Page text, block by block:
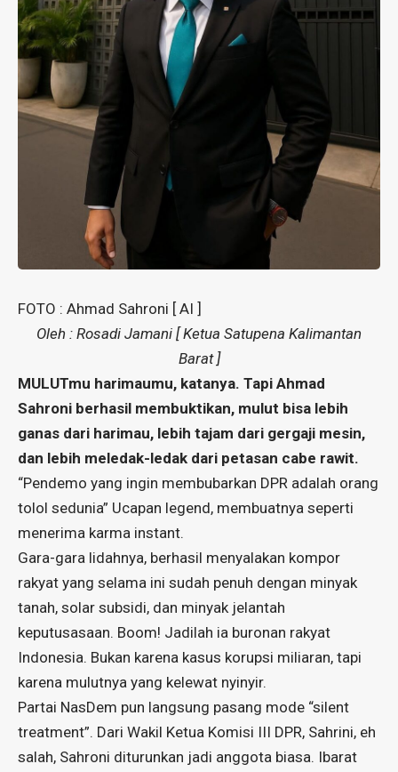
FOTO : Ahmad Sahroni [ AI ]
Oleh : Rosadi Jamani [ Ketua Satupena Kalimantan
Barat ]
MULUTmu harimaumu, katanya. Tapi Ahmad
Sahroni berhasil membuktikan, mulut bisa lebih
ganas dari harimau, lebih tajam dari gergaji mesin,
dan lebih meledak-ledak dari petasan cabe rawit.
“Pendemo yang ingin membubarkan DPR adalah orang
tolol sedunia” Ucapan legend, membuatnya seperti
menerima karma instant.
Gara-gara lidahnya, berhasil menyalakan kompor
rakyat yang selama ini sudah penuh dengan minyak
tanah, solar subsidi, dan minyak jelantah
keputusasaan. Boom! Jadilah ia buronan rakyat
Indonesia. Bukan karena kasus korupsi miliaran, tapi
karena mulutnya yang kelewat nyinyir.
Partai NasDem pun langsung pasang mode “silent
treatment”. Dari Wakil Ketua Komisi III DPR, Sahrini, eh
salah, Sahroni diturunkan jadi anggota biasa. Ibarat